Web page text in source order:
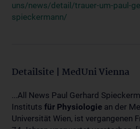
uns/news/detail/trauer-um-paul-
spieckermann/
Detailsite | MedUni Vienna
...All News Paul Gerhard
Instituts für Physiologie an der
Universität Wien, ist vergangenen